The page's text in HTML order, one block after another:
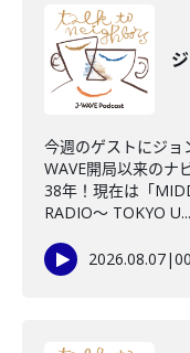
今週のゲストにジョ
WAVE開局以来のナ
38年！現在は「
RADIO〜 TOKYO U...
2026.08.07|